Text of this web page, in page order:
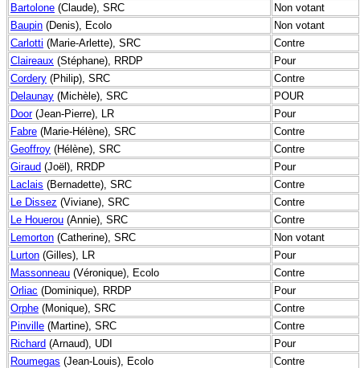
Bartolone (Claude), SRC
Non votant
Baupin (Denis), Ecolo
Non votant
Carlotti (Marie-Arlette), SRC
Contre
Claireaux (Stéphane), RRDP
Pour
Cordery (Philip), SRC
Contre
Delaunay (Michèle), SRC
POUR
Door(Jean-Pierre), LR
Pour
Fabre (Marie-Hélène), SRC
Contre
Geoffroy (Hélène), SRC
Contre
Giraud (Joël), RRDP
Pour
Laclais (Bernadette), SRC
Contre
Le Dissez (Viviane), SRC
Contre
Le Houerou (Annie), SRC
Contre
Lemorton (Catherine), SRC
Non votant
Lurton (Gilles), LR
Pour
Massonneau (Véronique), Ecolo
Contre
Orliac (Dominique), RRDP
Pour
Orphe (Monique), SRC
Contre
Pinville (Martine), SRC
Contre
Richard (Arnaud), UDI
Pour
Roumegas (Jean-Louis), Ecolo
Contre